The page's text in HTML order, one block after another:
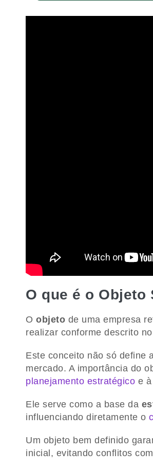
O que é o Objeto
O objeto de uma empresa
realizar conforme descrito no
Este conceito não só define
mercado. A importância do
planejamento estratégico e à
Ele serve como a base da
influenciando diretamente o
Um objeto bem definido
inicial, evitando conflitos